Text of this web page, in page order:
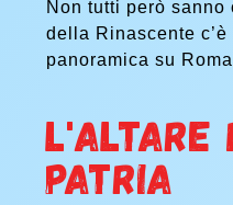
Non tutti però
della Rinascente
panoramica su
L'ALTARE
PATRIA